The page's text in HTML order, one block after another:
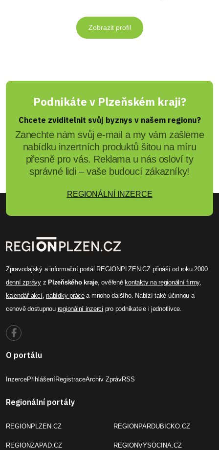
Zobrazit profil
Podnikáte v Plzeňském kraji?
Chcete zviditelnit svůj byznys v našem regionu?
Zanechte nám svůj e-mail a my vám zašleme
nabídku inzertních produktů šitou na míru
přesně pro vás. Reklama u nás osloví ty
správné lidi – vaše budoucí zákazníky!
REGIONÁLNÍ INZERCE
Zpravodajský a informační portál REGIONPLZEN.CZ přináší od roku 2000
denní zprávyz Plzeňského kraje, ověřené kontakty na regionální firmy,
kalendář akcí,nabídky prácea mnoho dalšího. Nabízí také účinnou a
cenově dostupnou regionální inzerci pro podnikatele i jednotlivce.
O portálu
InzercePřihlášeníRegistraceArchiv ZprávRSS
Regionální portály
REGIONPLZEN.CZ
REGIONZAPAD.CZ
REGIONPARDUBICKO.CZ
REGIONVYSOCINA.CZ